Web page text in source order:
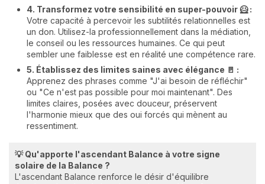
4. Transformez votre sensibilité en super-pouvoir 🦸 :
Votre capacité à percevoir les subtilités relationnelles est
un don. Utilisez-la professionnellement dans la médiation,
le conseil ou les ressources humaines. Ce qui peut
sembler une faiblesse est en réalité une compétence rare.
5. Établissez des limites saines avec élégance 🚪 :
Apprenez des phrases comme "J'ai besoin de réfléchir"
ou "Ce n'est pas possible pour moi maintenant". Des
limites claires, posées avec douceur, préservent
l'harmonie mieux que des oui forcés qui mènent au
ressentiment.
💡 Qu'apporte l'ascendant Balance à votre signe
solaire de la Balance ?
L'ascendant Balance renforce le désir d'équilibre